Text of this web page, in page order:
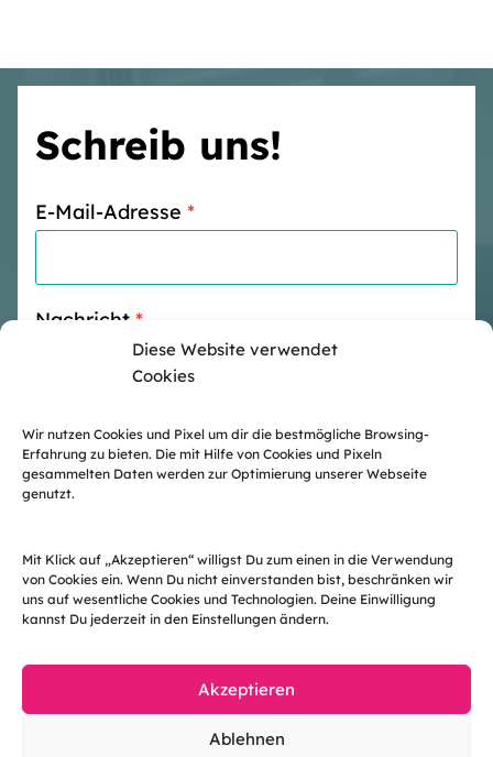
Diese Website verwendet
Cookies
Wir nutzen Cookies und Pixel um dir die bestmögliche Browsing-
Erfahrung zu bieten. Die mit Hilfe von Cookies und Pixeln
gesammelten Daten werden zur Optimierung unserer Webseite
genutzt.
Mit Klick auf „Akzeptieren“ willigst Du zum einen in die Verwendung
von Cookies ein. Wenn Du nicht einverstanden bist, beschränken wir
uns auf wesentliche Cookies und Technologien. Deine Einwilligung
kannst Du jederzeit in den Einstellungen ändern.
Akzeptieren
Ablehnen
Schreib uns!
E-Mail-Adresse *
Nachricht *